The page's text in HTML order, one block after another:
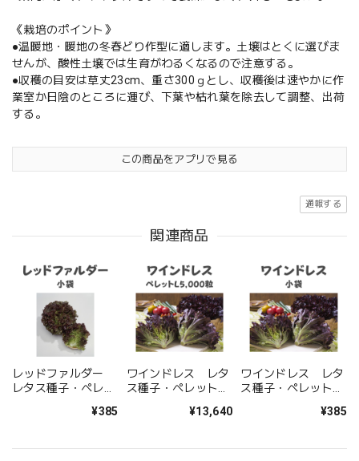
《栽培のポイント》
●温暖地・暖地の冬春どり作型に適します。土壌はとくに選びま
せんが、酸性土壌では生育がわるくなるので注意する。
●収穫の目安は草丈23cm、重さ300ｇとし、収穫後は速やかに作
業室か日陰のところに運び、下葉や枯れ葉を除去して調整、出荷
する。
この商品をアプリで見る
通報する
関連商品
レッドファルダー
レタス種子・ペレッ
¥385
ワインドレス レタ
ス種子・ペレット
¥13,640
ワインドレス レタ
ス種子・ペレット小
¥385